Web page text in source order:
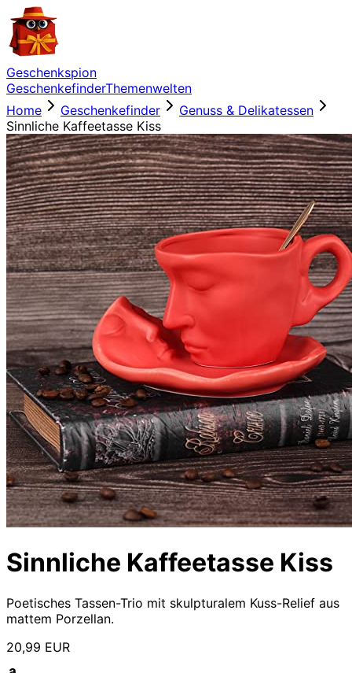
Geschenkspion
GeschenkefinderThemenwelten
Home
Geschenkefinder
Genuss & Delikatessen
Sinnliche Kaffeetasse Kiss
Sinnliche Kaffeetasse Kiss
Poetisches Tassen-Trio mit skulpturalem Kuss-Relief aus
mattem Porzellan.
20,99 EUR